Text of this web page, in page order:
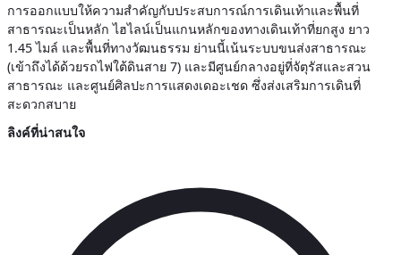
การออกแบบให้ความสำคัญกับประสบการณ์การเดินเท้าและพื้นที่
สาธารณะเป็นหลัก ไฮไลน์เป็นแกนหลักของทางเดินเท้าที่ยกสูง ยาว
1.45 ไมล์ และพื้นที่ทางวัฒนธรรม ย่านนี้เน้นระบบขนส่งสาธารณะ
(เข้าถึงได้ด้วยรถไฟใต้ดินสาย 7) และมีศูนย์กลางอยู่ที่จัตุรัสและสวน
สาธารณะ และศูนย์ศิลปะการแสดงเดอะเชด ซึ่งส่งเสริมการเดินที่
สะดวกสบาย
ลิงค์ที่น่าสนใจ